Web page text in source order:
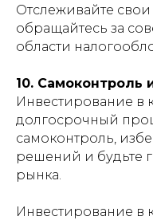
Отслеживайте
обращайтесь за
области
10. Самоконтроль
Инвестирование в
долгосрочный
самоконтроль,
решений и будьте
рынка.
Инвестирование в